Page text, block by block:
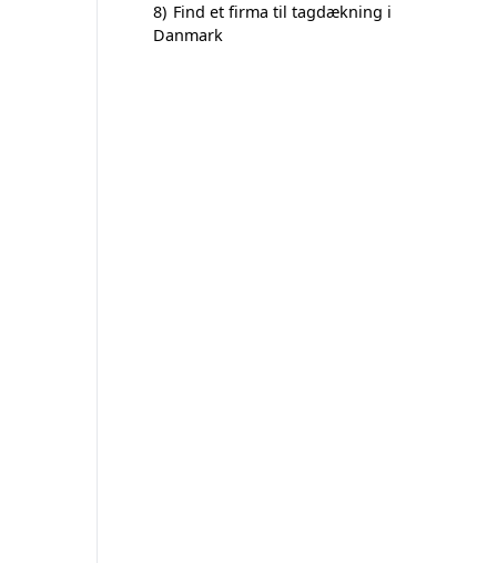
8) Find et firma til tagdækning i
Danmark